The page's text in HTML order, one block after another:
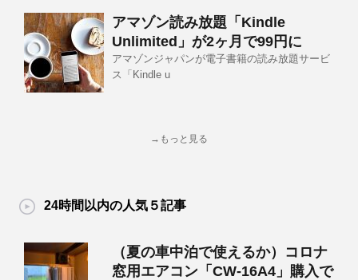
アマゾン読み放題「Kindle
Unlimited」が2ヶ月で99円に
アマゾンジャパンが電子書籍の読み放題サービ
ス「Kindle u
→もっと見る
24時間以内の人気５記事
（夏の車中泊で使えるか）コロナ
窓用エアコン「CW-16A4」購入で